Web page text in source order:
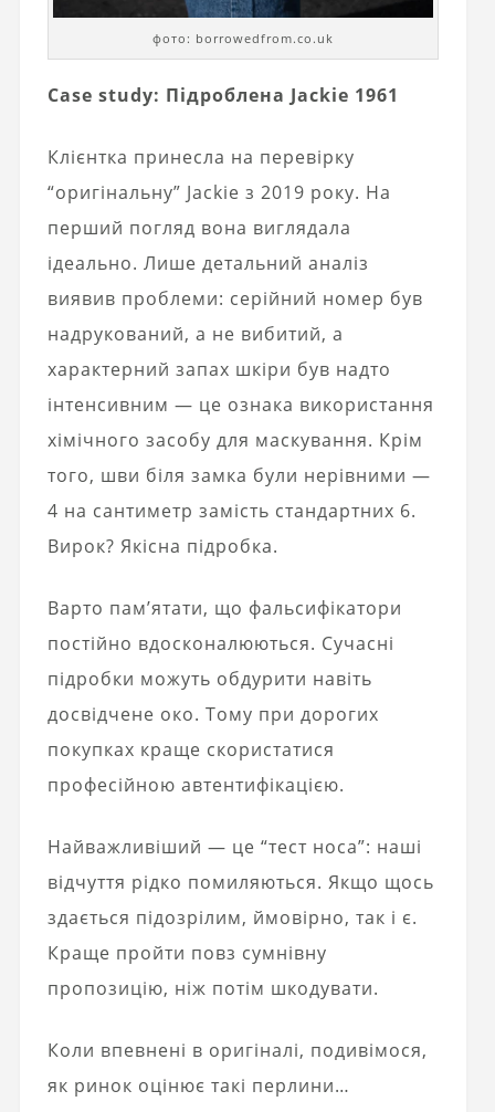
фото: borrowedfrom.co.uk
Case study: Підроблена Jackie 1961
Клієнтка принесла на перевірку
“оригінальну” Jackie з 2019 року. На
перший погляд вона виглядала
ідеально. Лише детальний аналіз
виявив проблеми: серійний номер був
надрукований, а не вибитий, а
характерний запах шкіри був надто
інтенсивним — це ознака використання
хімічного засобу для маскування. Крім
того, шви біля замка були нерівними —
4 на сантиметр замість стандартних 6.
Вирок? Якісна підробка.
Варто пам’ятати, що фальсифікатори
постійно вдосконалюються. Сучасні
підробки можуть обдурити навіть
досвідчене око. Тому при дорогих
покупках краще скористатися
професійною автентифікацією.
Найважливіший — це “тест носа”: наші
відчуття рідко помиляються. Якщо щось
здається підозрілим, ймовірно, так і є.
Краще пройти повз сумнівну
пропозицію, ніж потім шкодувати.
Коли впевнені в оригіналі, подивімося,
як ринок оцінює такі перлини…